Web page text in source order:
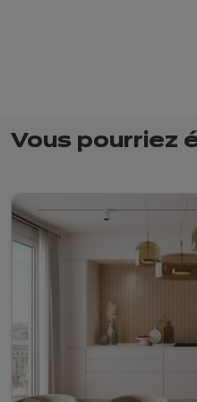
Vous pourriez